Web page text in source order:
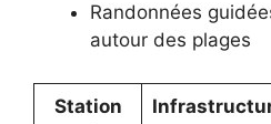
Randonnées
autour des plages
Station